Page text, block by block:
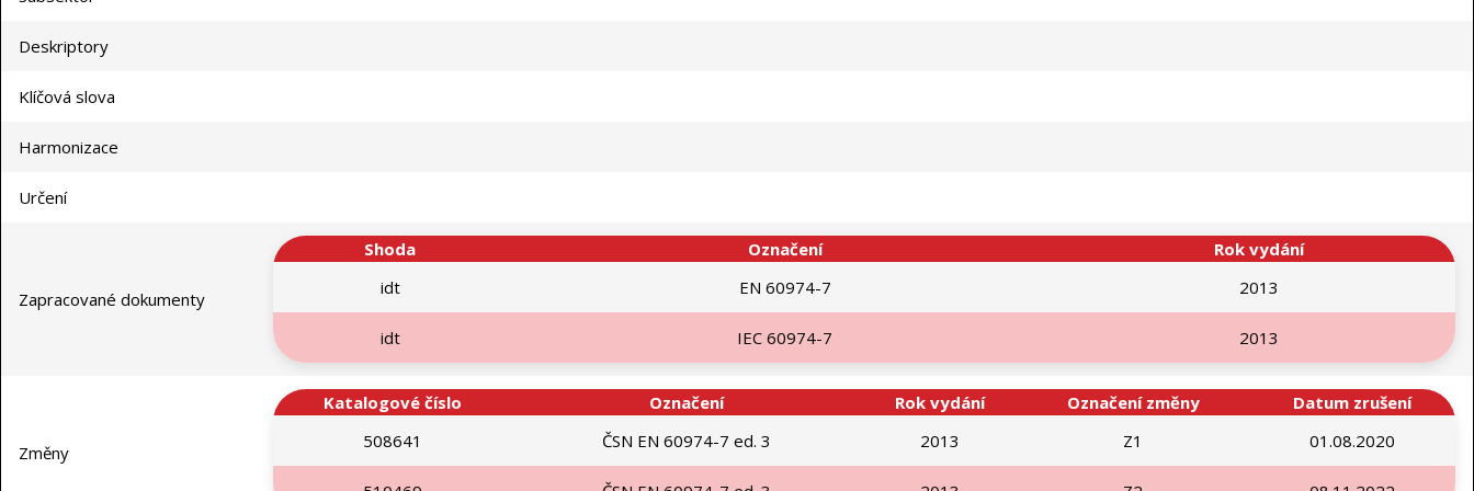
Deskriptory
Klíčová slova
Harmonizace
Určení
Zapracované dokumenty
Shoda Označení
Rok vydání
idt
EN 60974-7 2013
idt IEC 60974-7 2013
Změny
Katalogové číslo Označení Rok vydání Označení změny
Datum zrušení
508641
ČSN EN 60974-7 ed. 3 2013 Z1 01.08.2020